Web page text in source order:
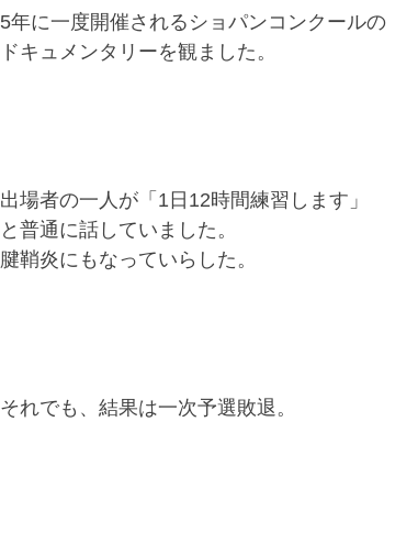
5年に一度開催されるショパンコンクールの
ドキュメンタリーを観ました。
出場者の一人が「1日12時間練習します」
と普通に話していました。
腱鞘炎にもなっていらした。
それでも、結果は一次予選敗退。